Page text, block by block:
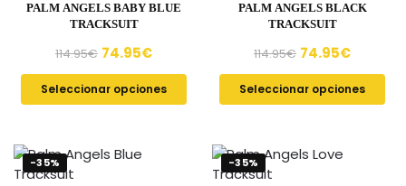
PALM ANGELS BABY BLUE
TRACKSUIT
114.95€ 74.95€
Seleccionar opciones
PALM ANGELS BLACK
TRACKSUIT
114.95€ 74.95€
Seleccionar opciones
-35% -35%